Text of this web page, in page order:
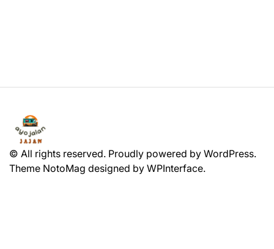
© All rights reserved. Proudly powered by WordPress.
Theme NotoMag designed by WPInterface.